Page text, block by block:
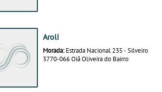
Aroli
Morada: Estrada Nacional 235 - Silveiro
3770-066 Oiã Oliveira do Bairro